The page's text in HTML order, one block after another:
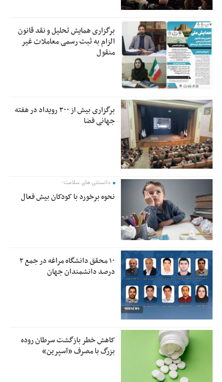
برگزاری همایش تحلیل و نقد قانون
الزام به ثبت رسمی معاملات غیر
منقول
برگزاری بیش از ۳۰۰ رویداد در هفته
جهانی فضا
دانستنی های سلامت؛
نحوه برخورد با کودکان بیش فعال
۱۰ محقق دانشگاه مراغه در جمع ۲
درصد دانشمندان جهان
کاهش خطر بازگشت سرطان روده
بزرگ با مصرف «آسپرین»